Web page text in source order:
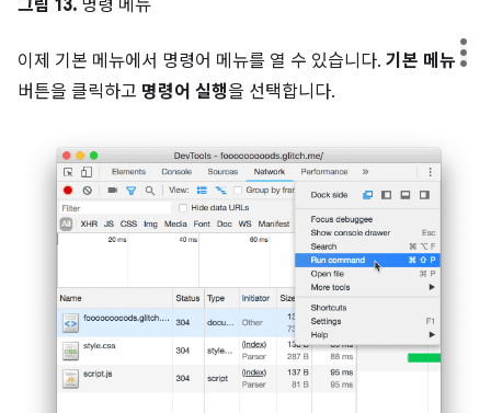
그림 13. 명령 메뉴
이제 기본 메뉴에서 명령어 메뉴를 열 수 있습니다. 기본 메뉴
버튼을 클릭하고 명령어 실행을 선택합니다.